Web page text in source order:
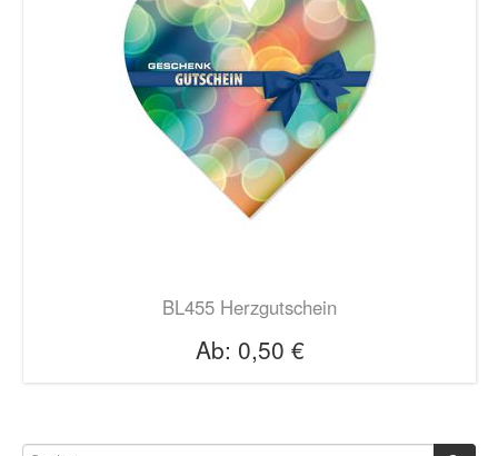
BL455 Herzgutschein
Ab: 0,50 €